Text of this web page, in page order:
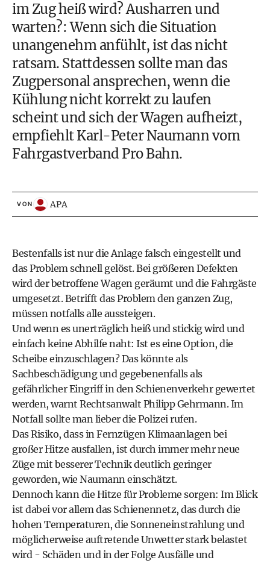
im Zug heiß wird? Ausharren und
warten?: Wenn sich die Situation
unangenehm anfühlt, ist das nicht
ratsam. Stattdessen sollte man das
Zugpersonal ansprechen, wenn die
Kühlung nicht korrekt zu laufen
scheint und sich der Wagen aufheizt,
empfiehlt Karl-Peter Naumann vom
Fahrgastverband Pro Bahn.
VON APA
Bestenfalls ist nur die Anlage falsch eingestellt und
das Problem schnell gelöst. Bei größeren Defekten
wird der betroffene Wagen geräumt und die Fahrgäste
umgesetzt. Betrifft das Problem den ganzen Zug,
müssen notfalls alle aussteigen.
Und wenn es unerträglich heiß und stickig wird und
einfach keine Abhilfe naht: Ist es eine Option, die
Scheibe einzuschlagen? Das könnte als
Sachbeschädigung und gegebenenfalls als
gefährlicher Eingriff in den Schienenverkehr gewertet
werden, warnt Rechtsanwalt Philipp Gehrmann. Im
Notfall sollte man lieber die Polizei rufen.
Das Risiko, dass in Fernzügen Klimaanlagen bei
großer Hitze ausfallen, ist durch immer mehr neue
Züge mit besserer Technik deutlich geringer
geworden, wie Naumann einschätzt.
Dennoch kann die Hitze für Probleme sorgen: Im Blick
ist dabei vor allem das Schienennetz, das durch die
hohen Temperaturen, die Sonneneinstrahlung und
möglicherweise auftretende Unwetter stark belastet
wird - Schäden und in der Folge Ausfälle und